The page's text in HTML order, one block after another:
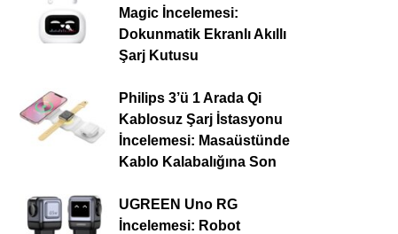
Magic İncelemesi:
Dokunmatik Ekranlı Akıllı
Şarj Kutusu
Philips 3’ü 1 Arada Qi
Kablosuz Şarj İstasyonu
İncelemesi: Masaüstünde
Kablo Kalabalığına Son
UGREEN Uno RG
İncelemesi: Robot